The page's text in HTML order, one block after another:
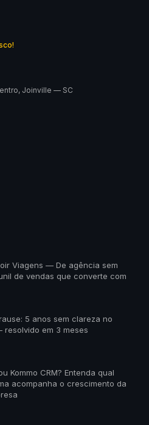
Joinville — SC
Viagens — De agência sem
de vendas que converte com
5 anos sem clareza no
resolvido em 3 meses
Kommo CRM? Entenda qual
acompanha o crescimento da